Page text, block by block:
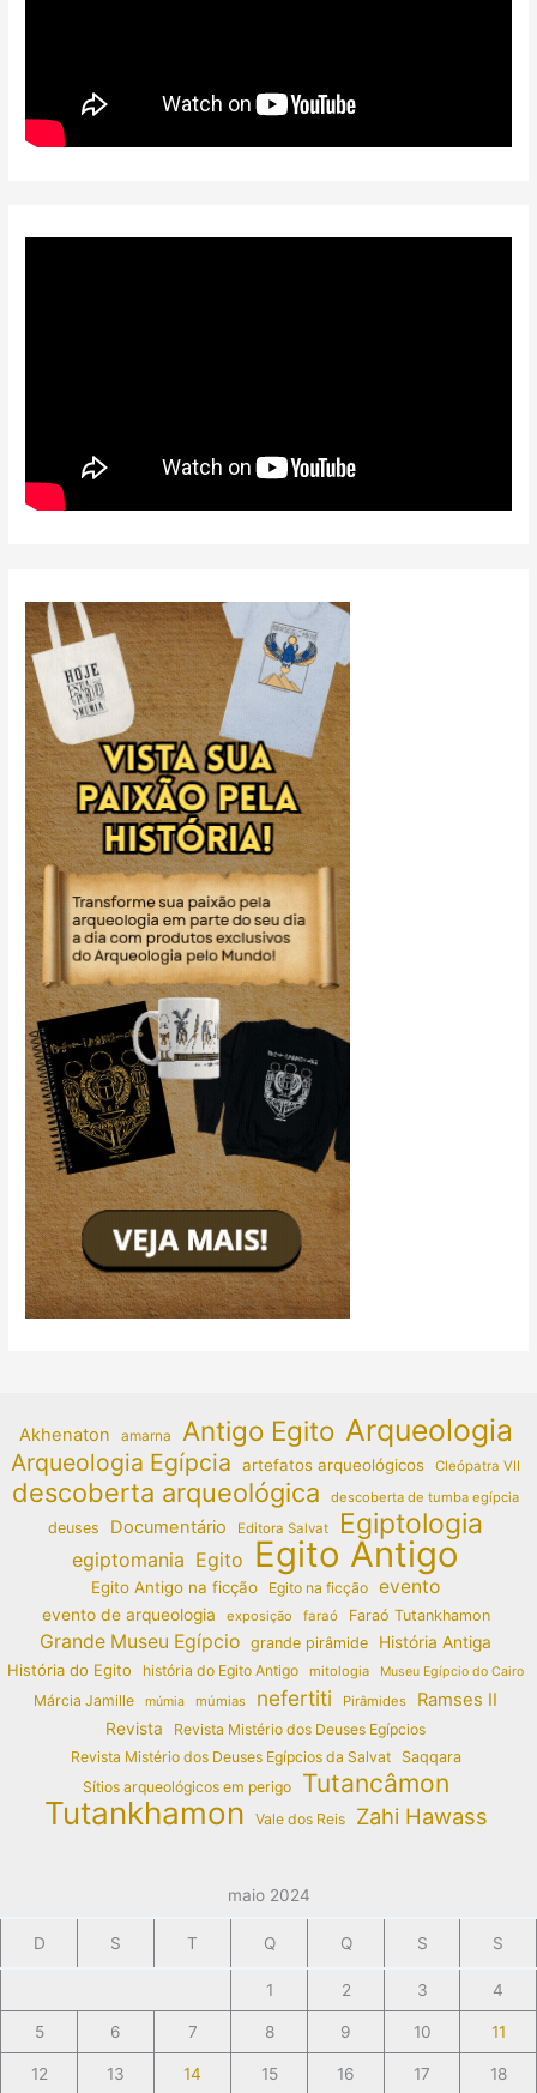
Akhenaton amarna Antigo Egito Arqueologia
Arqueologia Egípcia artefatos arqueológicos Cleópatra VII
descoberta arqueológica descoberta de tumba egípcia
deuses Documentário Editora Salvat Egiptologia
egiptomania Egito Egito Antigo
Egito Antigo na ficção Egito na ficção evento
evento de arqueologia exposição faraó Faraó Tutankhamon
Grande Museu Egípcio grande pirâmide
História Antiga
História do Egito
história do Egito Antigo mitologia Museu Egípcio do Cairo
Márcia Jamille múmia múmias nefertiti Pirâmides Ramses II
Revista
Revista Mistério dos Deuses Egípcios
Revista Mistério dos Deuses Egípcios da Salvat
Saqqara
Sítios arqueológicos em perigo
Tutancâmon
Tutankhamon Vale dos Reis Zahi Hawass
maio 2024
D S T Q Q S S
1 2 3 4
5 6 7 8 9 10 11
12 13 14 15 16 17 18